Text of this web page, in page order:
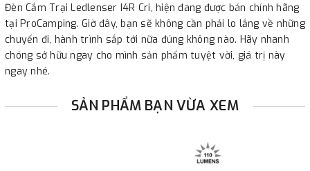
Đèn Cắm Trại Ledlenser I4R Cri, hiện đang được bán chính hãng
tại ProCamping. Giờ đây, bạn sẽ không cần phải lo lắng về những
chuyến đi, hành trình sắp tới nữa đúng không nào. Hãy nhanh
chóng sở hữu ngay cho mình sản phẩm tuyệt vời, giá trị này
ngay nhé.
SẢN PHẨM BẠN VỪA XEM